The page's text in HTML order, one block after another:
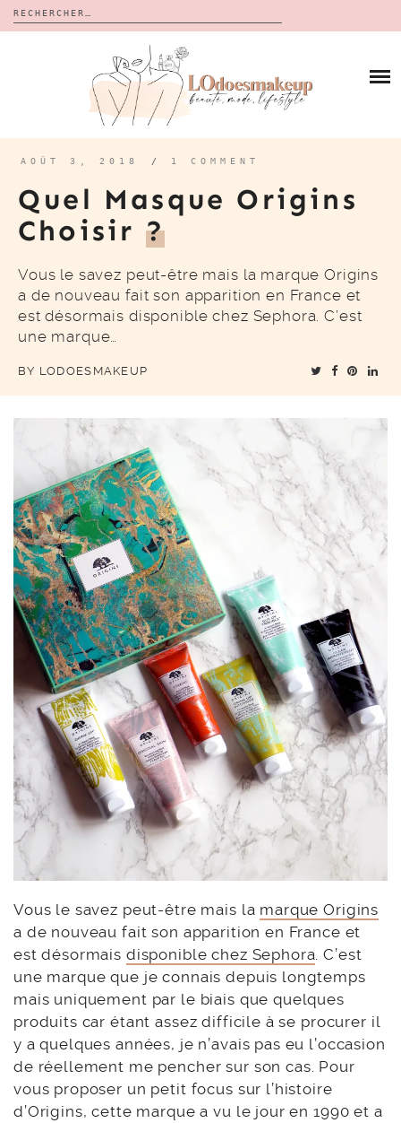
Rechercher :
CALENDRIERS DE L’AVENT
BON PLAN
À PROPOS
MES VIDÉOS
CONTACT
AOÛT 3, 2018 / 1 COMMENT
Quel Masque Origins
Choisir ?
Vous le savez peut-être mais la marque Origins
a de nouveau fait son apparition en France et
est désormais disponible chez Sephora. C’est
une marque…
BY LODOESMAKEUP
Vous le savez peut-être mais la marque Origins
a de nouveau fait son apparition en France et
est désormais disponible chez Sephora . C’est
une marque que je connais depuis longtemps
mais uniquement par le biais que quelques
produits car étant assez difficile à se procurer il
y a quelques années, je n’avais pas eu l’occasion
de réellement me pencher sur son cas. Pour
vous proposer un petit focus sur l’histoire
d’Origins, cette marque a vu le jour en 1990 et a